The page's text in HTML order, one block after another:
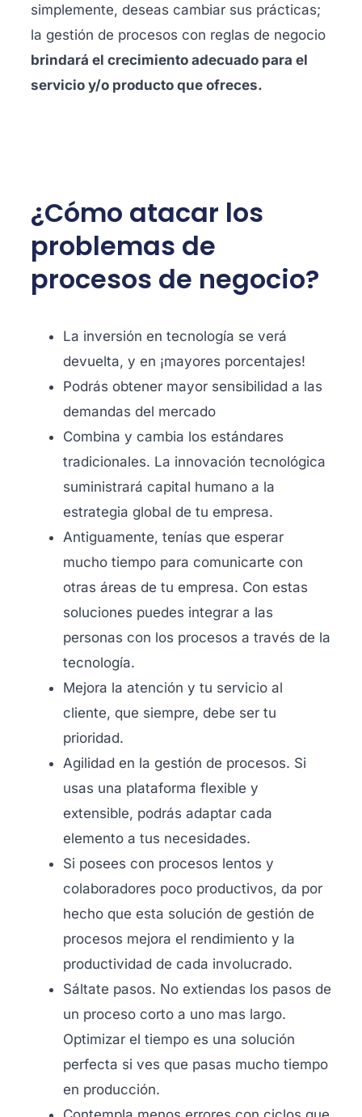
simplemente, deseas cambiar sus prácticas;
la gestión de procesos con reglas de negocio
brindará el crecimiento adecuado para el
servicio y/o producto que ofreces.
¿Cómo atacar los
problemas de
procesos de negocio?
La inversión en tecnología se verá
devuelta, y en ¡mayores porcentajes!
Podrás obtener mayor sensibilidad a las
demandas del mercado
Combina y cambia los estándares
tradicionales. La innovación tecnológica
suministrará capital humano a la
estrategia global de tu empresa.
Antiguamente, tenías que esperar
mucho tiempo para comunicarte con
otras áreas de tu empresa. Con estas
soluciones puedes integrar a las
personas con los procesos a través de la
tecnología.
Mejora la atención y tu servicio al
cliente, que siempre, debe ser tu
prioridad.
Agilidad en la gestión de procesos. Si
usas una plataforma flexible y
extensible, podrás adaptar cada
elemento a tus necesidades.
Si posees con procesos lentos y
colaboradores poco productivos, da por
hecho que esta solución de gestión de
procesos mejora el rendimiento y la
productividad de cada involucrado.
Sáltate pasos. No extiendas los pasos de
un proceso corto a uno mas largo.
Optimizar el tiempo es una solución
perfecta si ves que pasas mucho tiempo
en producción.